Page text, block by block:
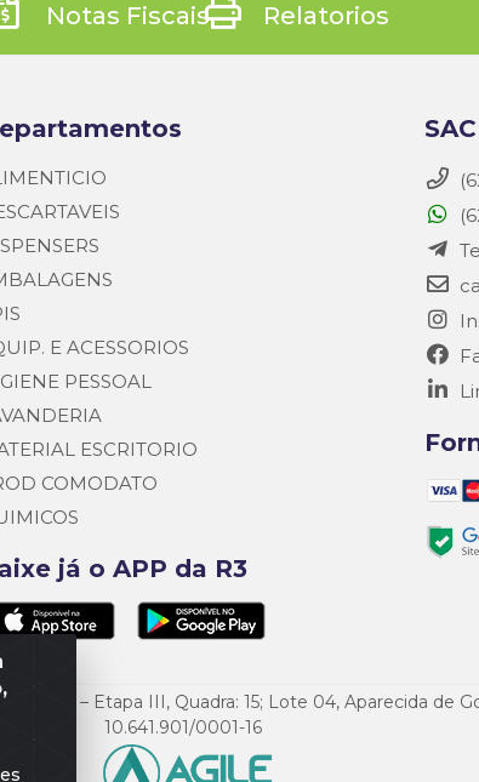
Notas Fiscais Relatorios
E ACESSORIOS
PESSOAL
ESCRITORIO
COMODATO
já o APP da R3
Goiás – Etapa III, Quadra: 15; Lote 04, Aparecida de
10.641.901/0001-16